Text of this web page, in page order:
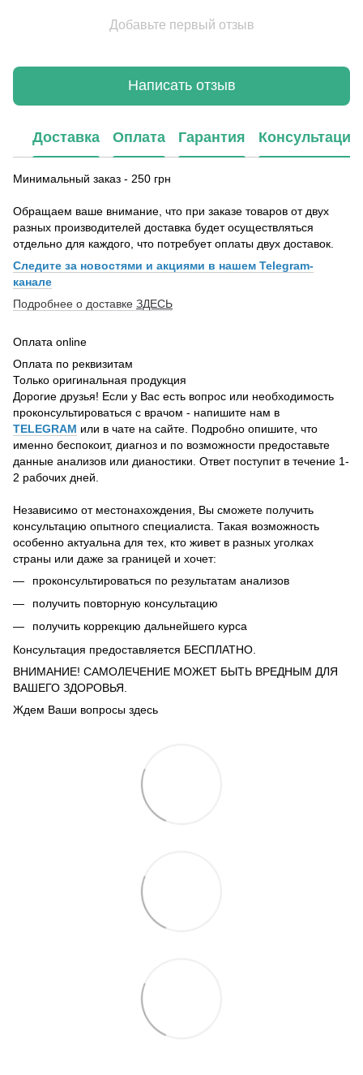
Добавьте первый отзыв
Написать отзыв
Доставка Оплата Гарантия Консультация
Минимальный заказ - 250 грн
Обращаем ваше внимание, что при заказе товаров от двух
разных производителей доставка будет осуществляться
отдельно для каждого, что потребует оплаты двух доставок.
Следите за новостями и акциями в нашем Telegram-
канале
Подробнее о доставке ЗДЕСЬ
Оплата online
Оплата по реквизитам
Только оригинальная продукция
Дорогие друзья! Если у Вас есть вопрос или необходимость
проконсультироваться с врачом - напишите нам в
TELEGRAM или в чате на сайте. Подробно опишите, что
именно беспокоит, диагноз и по возможности предоставьте
данные анализов или дианостики. Ответ поступит в течение 1-
2 рабочих дней.
Независимо от местонахождения, Вы сможете получить
консультацию опытного специалиста. Такая возможность
особенно актуальна для тех, кто живет в разных уголках
страны или даже за границей и хочет:
проконсультироваться по результатам анализов
получить повторную консультацию
получить коррекцию дальнейшего курса
Консультация предоставляется БЕСПЛАТНО.
ВНИМАНИЕ! САМОЛЕЧЕНИЕ МОЖЕТ БЫТЬ ВРЕДНЫМ ДЛЯ
ВАШЕГО ЗДОРОВЬЯ.
Ждем Ваши вопросы здесь